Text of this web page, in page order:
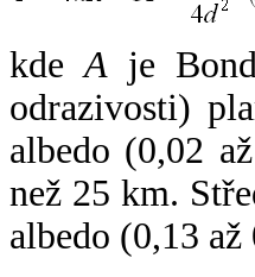
kdeA je
odrazivosti)
albedo (0,02
než 25 km.
albedo (0,13